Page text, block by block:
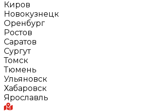
Киров
Новокузнецк
Оренбург
Ростов
Саратов
Сургут
Томск
Тюмень
Ульяновск
Хабаровск
Ярославль